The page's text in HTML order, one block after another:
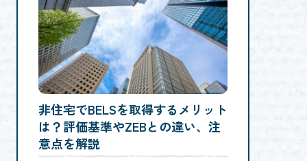
非住宅でBELSを取得するメリット
は？評価基準やZEBとの違い、注
意点を解説